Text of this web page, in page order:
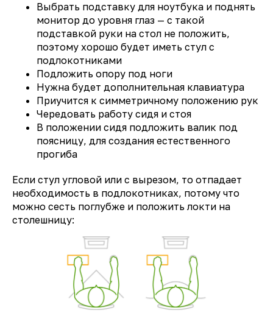
Выбрать подставку для ноутбука и поднять
монитор до уровня глаз — с такой
подставкой руки на стол не положить,
поэтому хорошо будет иметь стул с
подлокотниками
Подложить опору под ноги
Нужна будет дополнительная клавиатура
Приучится к симметричному положению рук
Чередовать работу сидя и стоя
В положении сидя подложить валик под
поясницу, для создания естественного
прогиба
Если стул угловой или с вырезом, то отпадает
необходимость в подлокотниках, потому что
можно сесть поглубже и положить локти на
столешницу: